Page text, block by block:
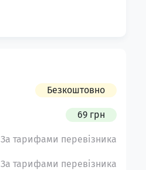
Безкоштовно
69 грн
За тарифами перевізника
За тарифами перевізника